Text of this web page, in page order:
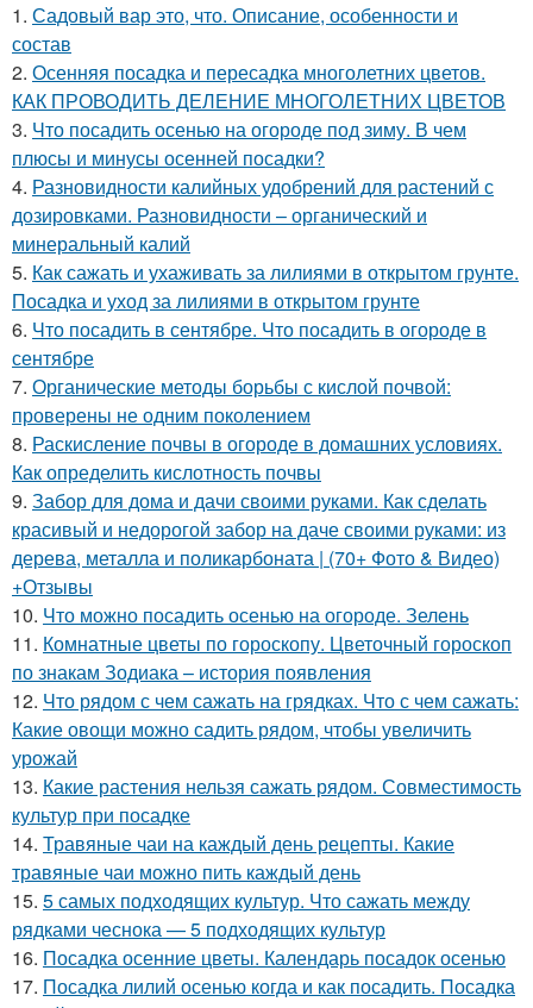
1. Садовый вар это, что. Описание, особенности и
состав
2. Осенняя посадка и пересадка многолетних цветов.
КАК ПРОВОДИТЬ ДЕЛЕНИЕ МНОГОЛЕТНИХ ЦВЕТОВ
3. Что посадить осенью на огороде под зиму. В чем
плюсы и минусы осенней посадки?
4. Разновидности калийных удобрений для растений с
дозировками. Разновидности – органический и
минеральный калий
5. Как сажать и ухаживать за лилиями в открытом грунте.
Посадка и уход за лилиями в открытом грунте
6. Что посадить в сентябре. Что посадить в огороде в
сентябре
7. Органические методы борьбы с кислой почвой:
проверены не одним поколением
8. Раскисление почвы в огороде в домашних условиях.
Как определить кислотность почвы
9. Забор для дома и дачи своими руками. Как сделать
красивый и недорогой забор на даче своими руками: из
дерева, металла и поликарбоната | (70+ Фото & Видео)
+Отзывы
10. Что можно посадить осенью на огороде. Зелень
11. Комнатные цветы по гороскопу. Цветочный гороскоп
по знакам Зодиака – история появления
12. Что рядом с чем сажать на грядках. Что с чем сажать:
Какие овощи можно садить рядом, чтобы увеличить
урожай
13. Какие растения нельзя сажать рядом. Совместимость
культур при посадке
14. Травяные чаи на каждый день рецепты. Какие
травяные чаи можно пить каждый день
15. 5 самых подходящих культур. Что сажать между
рядками чеснока — 5 подходящих культур
16. Посадка осенние цветы. Календарь посадок осенью
17. Посадка лилий осенью когда и как посадить. Посадка